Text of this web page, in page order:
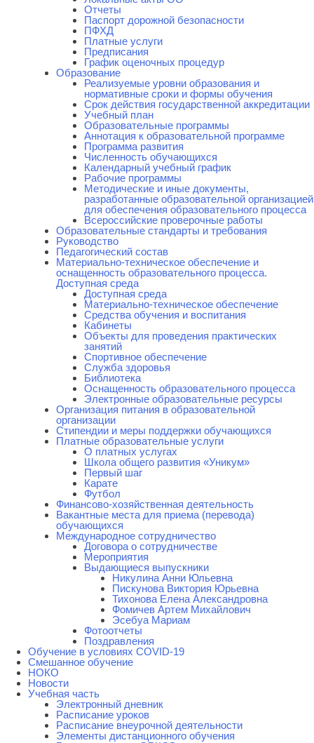
Отчеты
Паспорт дорожной безопасности
ПФХД
Платные услуги
Предписания
График оценочных процедур
Образование
Реализуемые уровни образования и
нормативные сроки и формы обучения
Срок действия государственной аккредитации
Учебный план
Образовательные программы
Аннотация к образовательной программе
Программа развития
Численность обучающихся
Календарный учебный график
Рабочие программы
Методические и иные документы,
разработанные образовательной организацией
для обеспечения образовательного процесса
Всероссийские проверочные работы
Образовательные стандарты и требования
Руководство
Педагогический состав
Материально-техническое обеспечение и
оснащенность образовательного процесса.
Доступная среда
Доступная среда
Материально-техническое обеспечение
Средства обучения и воспитания
Кабинеты
Объекты для проведения практических
занятий
Спортивное обеспечение
Служба здоровья
Библиотека
Оснащенность образовательного процесса
Электронные образовательные ресурсы
Организация питания в образовательной
организации
Стипендии и меры поддержки обучающихся
Платные образовательные услуги
О платных услугах
Школа общего развития «Уникум»
Первый шаг
Карате
Футбол
Финансово-хозяйственная деятельность
Вакантные места для приема (перевода)
обучающихся
Международное сотрудничество
Договора о сотрудничестве
Мероприятия
Выдающиеся выпускники
Никулина Анни Юльевна
Пискунова Виктория Юрьевна
Тихонова Елена Александровна
Фомичев Артем Михайлович
Эсебуа Мариам
Фотоотчеты
Поздравления
Обучение в условиях COVID-19
Смешанное обучение
НОКО
Новости
Учебная часть
Электронный дневник
Расписание уроков
Расписание внеурочной деятельности
Элементы дистанционного обучения